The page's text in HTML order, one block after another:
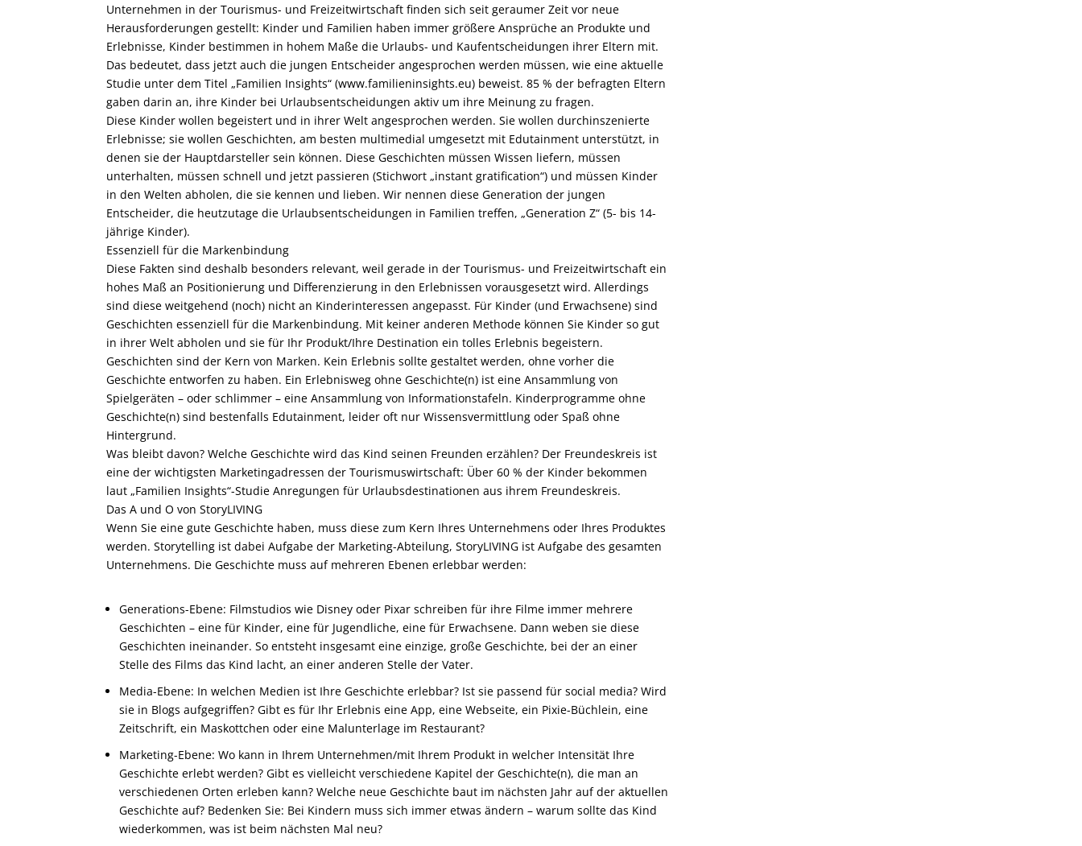
Unternehmen in der Tourismus- und Freizeitwirtschaft finden sich seit geraumer Zeit vor neue
Herausforderungen gestellt: Kinder und Familien haben immer größere Ansprüche an Produkte und
Erlebnisse, Kinder bestimmen in hohem Maße die Urlaubs- und Kaufentscheidungen ihrer Eltern mit.
Das bedeutet, dass jetzt auch die jungen Entscheider angesprochen werden müssen, wie eine aktuelle
Studie unter dem Titel „Familien Insights“ (www.familieninsights.eu) beweist. 85 % der befragten Eltern
gaben darin an, ihre Kinder bei Urlaubsentscheidungen aktiv um ihre Meinung zu fragen.
Diese Kinder wollen begeistert und in ihrer Welt angesprochen werden. Sie wollen durchinszenierte
Erlebnisse; sie wollen Geschichten, am besten multimedial umgesetzt mit Edutainment unterstützt, in
denen sie der Hauptdarsteller sein können. Diese Geschichten müssen Wissen liefern, müssen
unterhalten, müssen schnell und jetzt passieren (Stichwort „instant gratification“) und müssen Kinder
in den Welten abholen, die sie kennen und lieben. Wir nennen diese Generation der jungen
Entscheider, die heutzutage die Urlaubsentscheidungen in Familien treffen, „Generation Z“ (5- bis 14-
jährige Kinder).
Essenziell für die Markenbindung
Diese Fakten sind deshalb besonders relevant, weil gerade in der Tourismus- und Freizeitwirtschaft ein
hohes Maß an Positionierung und Differenzierung in den Erlebnissen vorausgesetzt wird. Allerdings
sind diese weitgehend (noch) nicht an Kinderinteressen angepasst. Für Kinder (und Erwachsene) sind
Geschichten essenziell für die Markenbindung. Mit keiner anderen Methode können Sie Kinder so gut
in ihrer Welt abholen und sie für Ihr Produkt/Ihre Destination ein tolles Erlebnis begeistern.
Geschichten sind der Kern von Marken. Kein Erlebnis sollte gestaltet werden, ohne vorher die
Geschichte entworfen zu haben. Ein Erlebnisweg ohne Geschichte(n) ist eine Ansammlung von
Spielgeräten – oder schlimmer – eine Ansammlung von Informationstafeln. Kinderprogramme ohne
Geschichte(n) sind bestenfalls Edutainment, leider oft nur Wissensvermittlung oder Spaß ohne
Hintergrund.
Was bleibt davon? Welche Geschichte wird das Kind seinen Freunden erzählen? Der Freundeskreis ist
eine der wichtigsten Marketingadressen der Tourismuswirtschaft: Über 60 % der Kinder bekommen
laut „Familien Insights“-Studie Anregungen für Urlaubsdestinationen aus ihrem Freundeskreis.
Das A und O von StoryLIVING
Wenn Sie eine gute Geschichte haben, muss diese zum Kern Ihres Unternehmens oder Ihres Produktes
werden. Storytelling ist dabei Aufgabe der Marketing-Abteilung, StoryLIVING ist Aufgabe des gesamten
Unternehmens. Die Geschichte muss auf mehreren Ebenen erlebbar werden:
Generations-Ebene: Filmstudios wie Disney oder Pixar schreiben für ihre Filme immer mehrere
Geschichten – eine für Kinder, eine für Jugendliche, eine für Erwachsene. Dann weben sie diese
Geschichten ineinander. So entsteht insgesamt eine einzige, große Geschichte, bei der an einer
Stelle des Films das Kind lacht, an einer anderen Stelle der Vater.
Media-Ebene: In welchen Medien ist Ihre Geschichte erlebbar? Ist sie passend für social media? Wird
sie in Blogs aufgegriffen? Gibt es für Ihr Erlebnis eine App, eine Webseite, ein Pixie-Büchlein, eine
Zeitschrift, ein Maskottchen oder eine Malunterlage im Restaurant?
Marketing-Ebene: Wo kann in Ihrem Unternehmen/mit Ihrem Produkt in welcher Intensität Ihre
Geschichte erlebt werden? Gibt es vielleicht verschiedene Kapitel der Geschichte(n), die man an
verschiedenen Orten erleben kann? Welche neue Geschichte baut im nächsten Jahr auf der aktuellen
Geschichte auf? Bedenken Sie: Bei Kindern muss sich immer etwas ändern – warum sollte das Kind
wiederkommen, was ist beim nächsten Mal neu?